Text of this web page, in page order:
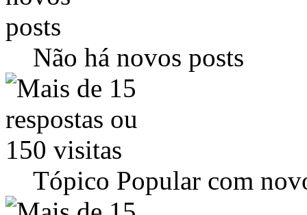
Não há novos posts
Tópico Popular com